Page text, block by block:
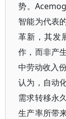
势。
智能为代表
革新，其发
作，而非产
中劳动收入
认为，自动
需求转移永
生产率所带